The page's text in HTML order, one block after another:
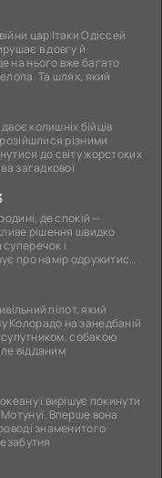
цар Ітаки Одіссей
в довгу й
на нього вже багато
Та шлях, який
колишніх бійців
різними
до світу жорстоких
загадкової
де спокій —
рішення швидко
і
про намір одружитися,
пілот, який
Колорадо на занедбаній
супутником, собакою
відданим
і вирішує покинути
Вперше вона
знаменитого